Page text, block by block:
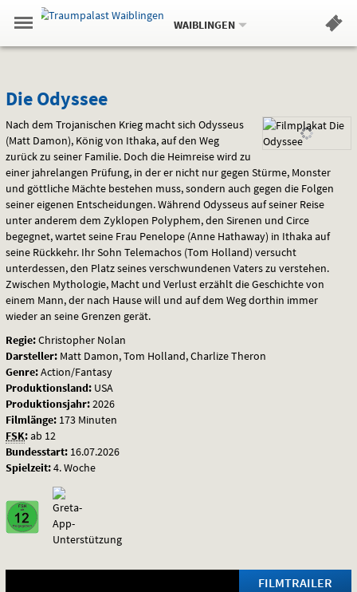
Springe
zum
,zum
.
Navigation
Gehe
zur
Standortauswahl
Standort:
WAIBLINGEN.
Hinweis
Die
Odyssee
Die Odyssee
Nach dem Trojanischen Krieg macht sich Odysseus
(Matt Damon), König von Ithaka, auf den Weg
zurück zu seiner Familie. Doch die Heimreise wird zu
einer jahrelangen Prüfung, in der er nicht nur gegen Stürme, Monster
und göttliche Mächte bestehen muss, sondern auch gegen die Folgen
seiner eigenen Entscheidungen. Während Odysseus auf seiner Reise
unter anderem dem Zyklopen Polyphem, den Sirenen und Circe
begegnet, wartet seine Frau Penelope (Anne Hathaway) in Ithaka auf
seine Rückkehr. Ihr Sohn Telemachos (Tom Holland) versucht
unterdessen, den Platz seines verschwundenen Vaters zu verstehen.
Zwischen Mythologie, Macht und Verlust erzählt die Geschichte von
einem Mann, der nach Hause will und auf dem Weg dorthin immer
wieder an seine Grenzen gerät.
Regie:Christopher Nolan
Darsteller: Matt Damon, Tom Holland, Charlize Theron
Genre:Action/Fantasy
Produktionsland: USA
Produktionsjahr:2026
Filmlänge: 173 Minuten
FSK:ab 12
Bundesstart: 16.07.2026
Spielzeit:4. Woche
FILMTRAILER